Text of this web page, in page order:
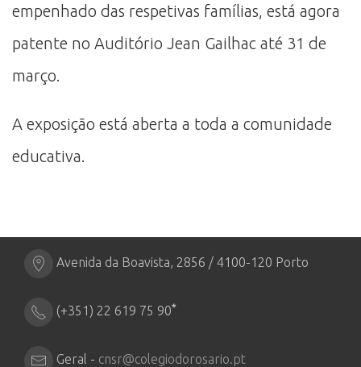
empenhado das respetivas famílias, está agora
patente no Auditório Jean Gailhac até 31 de
março.
A exposição está aberta a toda a comunidade
educativa.
Avenida da Boavista, 2856 / 4100-120 Porto
(+351) 22 619 75 90*
Geral - cnsr@colegiodorosario.pt